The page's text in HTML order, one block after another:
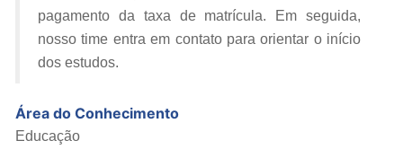
pagamento da taxa de matrícula. Em seguida,
nosso time entra em contato para orientar o início
dos estudos.
Área do Conhecimento
Educação